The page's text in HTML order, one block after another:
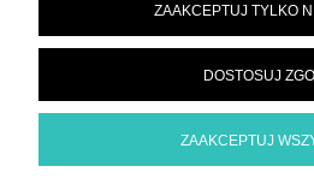
ZAAKCEPTUJ TYLKO
DOSTOSUJ
ZAAKCEPTUJ